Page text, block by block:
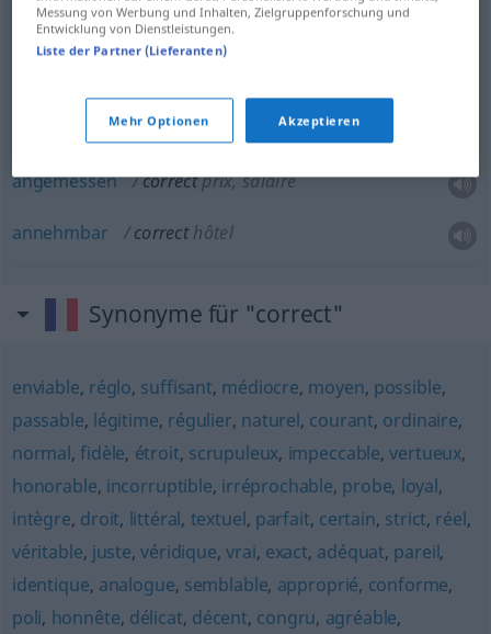
angemessen correctprix, salaire
annehmbar correct hôtel
Synonyme für "correct"
enviable, réglo, suffisant, médiocre, moyen, possible,
passable, légitime, régulier, naturel, courant, ordinaire,
normal,fidèle, étroit, scrupuleux, impeccable,vertueux,
honorable, incorruptible, irréprochable, probe, loyal,
intègre, droit, littéral, textuel, parfait, certain, strict, réel,
véritable, juste,véridique,vrai, exact, adéquat, pareil,
identique, analogue, semblable, approprié, conforme,
poli, honnête, délicat, décent, congru, agréable,
Messung von Werbung und Inhalten, Zielgruppenforschung und
Entwicklung von Dienstleistungen.
Liste der Partner (Lieferanten)
Mehr Optionen Akzeptieren